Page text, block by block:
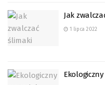
Jak
1 lipca 2022